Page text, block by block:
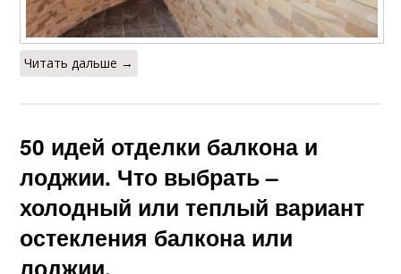
Читать дальше →
50 идей отделки балкона и
лоджии. Что выбрать –
холодный или теплый вариант
остекления балкона или